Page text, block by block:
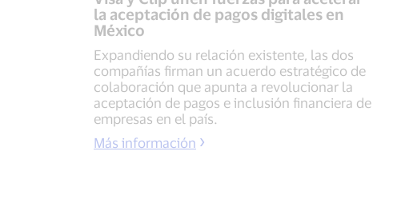
la aceptación de pagos digitales en
México
Expandiendo su relación existente, las dos
compañías firman un acuerdo estratégico de
colaboración que apunta a revolucionar la
aceptación de pagos e inclusión financiera de
empresas en el país.
Más información